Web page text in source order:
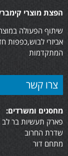
הפצת מוצרי
שיתוף הפעולה
אביזרי לבוש,כפפות
המתקדמות
צרו קשר
מחסנים ומשרדים:
פארק תעשיות בר לב
שדרת החרוב
מתחם דור